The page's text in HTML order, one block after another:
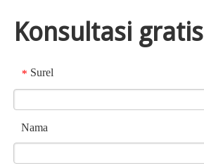
Konsultasi gratis
* Surel
Nama